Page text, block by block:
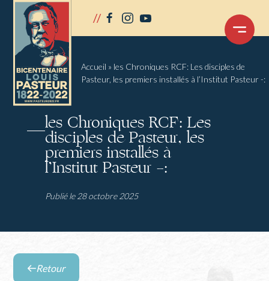
// facebook
instagram
youtube
OUVRIR
MENU
Accueil » les Chroniques RCF: Les disciples de
Pasteur, les premiers installés à l’Institut Pasteur -:
les Chroniques RCF: Les
disciples de Pasteur, les
premiers installés à
l’Institut Pasteur -:
Publié le 28 octobre 2025
Retour
Retour
Panneau de gestion des cookies